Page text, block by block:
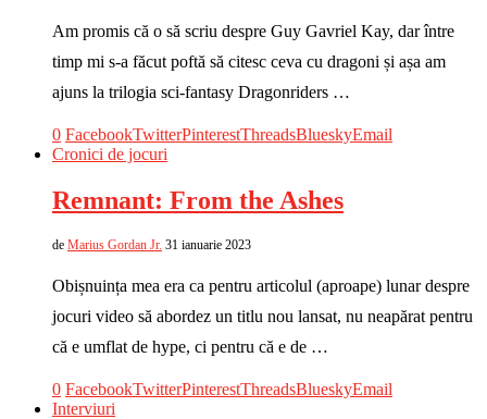
Am promis că o să scriu despre Guy Gavriel Kay, dar între
timp mi s-a făcut poftă să citesc ceva cu dragoni și așa am
ajuns la trilogia sci-fantasy Dragonriders …
0 FacebookTwitterPinterestThreadsBlueskyEmail
Cronici de jocuri
Remnant: From the Ashes
de Marius Gordan Jr. 31 ianuarie 2023
Obișnuința mea era ca pentru articolul (aproape) lunar despre
jocuri video să abordez un titlu nou lansat, nu neapărat pentru
că e umflat de hype, ci pentru că e de …
0 FacebookTwitterPinterestThreadsBlueskyEmail
Interviuri